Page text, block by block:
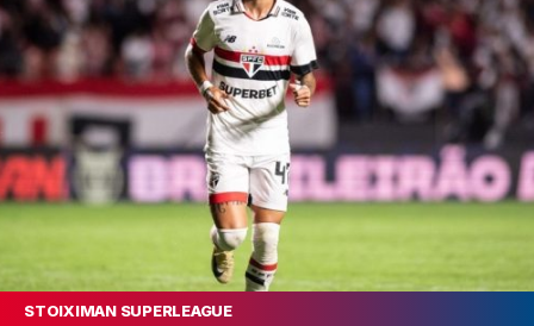
STOIXIMAN SUPERLEAGUE